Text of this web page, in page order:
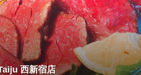
西新宿店